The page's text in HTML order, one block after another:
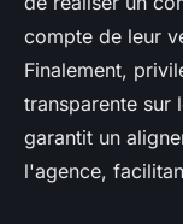
compte de leur
Finalement,
transparente sur
garantit un
l'agence,